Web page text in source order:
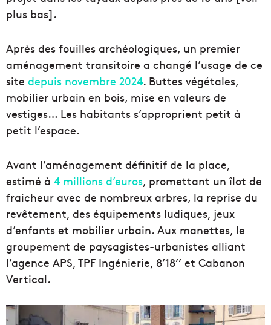
plus bas].
Après des fouilles archéologiques, un premier
aménagement transitoire a changé l’usage de ce
site depuis novembre 2024. Buttes végétales,
mobilier urbain en bois, mise en valeurs de
vestiges… Les habitants s’approprient petit à
petit l’espace.
Avant l’aménagement définitif de la place,
estimé à 4 millions d’euros, promettant un îlot de
fraicheur avec de nombreux arbres, la reprise du
revêtement, des équipements ludiques, jeux
d’enfants et mobilier urbain. Aux manettes, le
groupement de paysagistes-urbanistes alliant
l’agence APS, TPF Ingénierie, 8’18’’ et Cabanon
Vertical.